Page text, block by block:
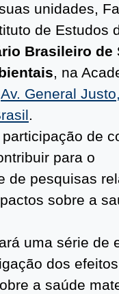
unidades,
de Estudos
Brasileiro de
, na
Av. General
.
de
para o
de pesquisas
sobre a
uma série de
dos
a saúde